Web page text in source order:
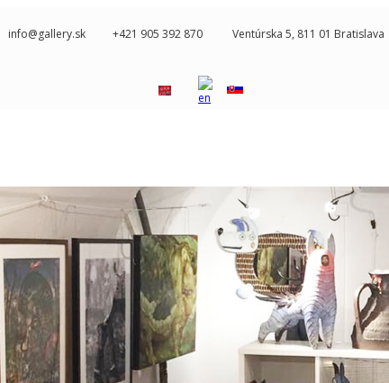
info@gallery.sk +421 905 392 870 Ventúrska 5, 811 01 Bratislava